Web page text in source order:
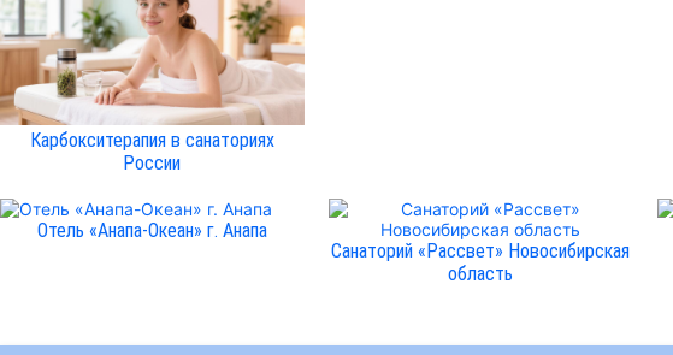
Карбокситерапия в санаториях
России
Отель «Анапа-Океан» г. Анапа
Санаторий «Рассвет» Новосибирская
область